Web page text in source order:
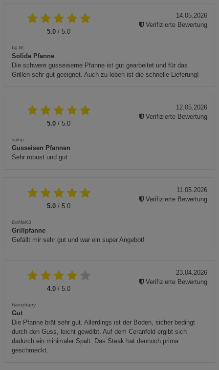
5.0 / 5.0
Uli W.
Solide Pfanne
Die schwere gusseiserne Pfanne ist gut gearbeitet und für das
Grillen sehr gut geeignet. Auch zu loben ist die schnelle Lieferung!
14.05.2026
Verifizierte Bewertung
5.0 / 5.0
sulop
Gusseisen Pfannen
Sehr robust und gut
12.05.2026
Verifizierte Bewertung
5.0 / 5.0
DoMaKü
Grillpfanne
Gefällt mir sehr gut und war ein super Angebot!
11.05.2026
Verifizierte Bewertung
4.0 / 5.0
Heinzharry
Gut
Die Pfanne brät sehr gut. Allerdings ist der Boden, sicher bedingt
durch den Guss, leicht gewölbt. Auf dem Ceranfeld ergibt sich
dadurch ein minimaler Spalt. Das Steak hat dennoch prima
geschmeckt.
23.04.2026
Verifizierte Bewertung